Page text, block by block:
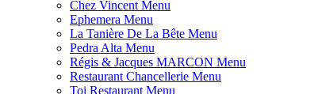
Chez Vincent Menu
Ephemera Menu
La Tanière De La Bête Menu
Pedra Alta Menu
Régis & Jacques MARCON Menu
Restaurant Chancellerie Menu
Toi Restaurant Menu